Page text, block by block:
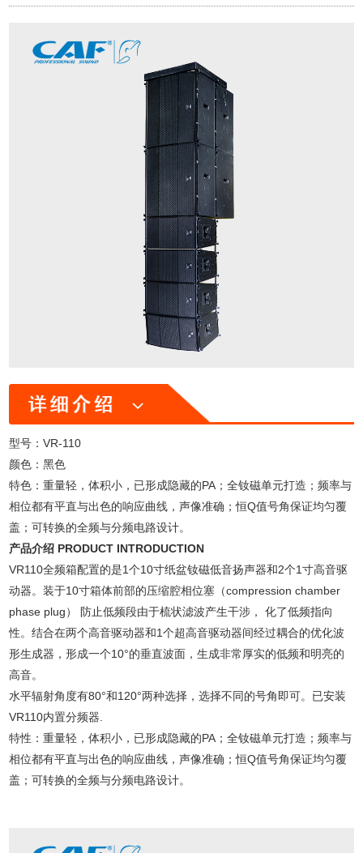
型号：VR-110
颜色：黑色
特色：重量轻，体积小，已形成隐藏的PA；全钕磁单元打造；频率与
相位都有平直与出色的响应曲线，声像准确；恒Q值号角保证均匀覆
盖；可转换的全频与分频电路设计。
产品介绍 PRODUCT INTRODUCTION
VR110全频箱配置的是1个10寸纸盆钕磁低音扬声器和2个1寸高音驱
动器。装于10寸箱体前部的压缩腔相位塞（compression chamber
phase plug） 防止低频段由于梳状滤波产生干涉， 化了低频指向
性。结合在两个高音驱动器和1个超高音驱动器间经过耦合的优化波
形生成器，形成一个10°的垂直波面，生成非常厚实的低频和明亮的
高音。
水平辐射角度有80°和120°两种选择，选择不同的号角即可。已安装
VR110内置分频器.
特性：重量轻，体积小，已形成隐藏的PA；全钕磁单元打造；频率与
相位都有平直与出色的响应曲线，声像准确；恒Q值号角保证均匀覆
盖；可转换的全频与分频电路设计。